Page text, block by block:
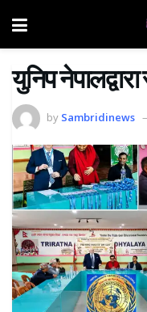
युनिप
by Sambridinews